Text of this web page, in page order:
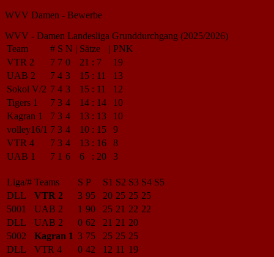
WVV Damen - Bewerbe
WVV - Damen Landesliga Grunddurchgang (2025/2026)
Team
# S N | Sätze | PNK
VTR 2
7 7 0 21 : 7
19
UAB 2
7 4 3 15 : 11
13
Sokol V/2 7 4 3 15 : 11
12
Tigers 1
7 3 4 14 : 14
10
Kagran 1
7 3 4 13 : 13
10
volley16/1 7 3 4 10 : 15
9
VTR 4
7 3 4 13 : 16
8
UAB 1
7 1 6 6 : 20 3
Liga/# Teams S P S1 S2 S3 S4 S5
DLL
VTR 2 3 95 20 25 25 25
5001
UAB 2 1 90 25 21 22 22
DLL
UAB 2 0 62 21 21 20
5002
Kagran 1 3 75 25 25 25
DLL
VTR 4 0 42 12 11 19